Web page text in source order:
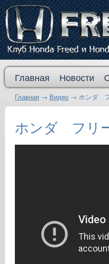
Главная Новости
Главная → Видео → ホンダ
ホンダ フリ